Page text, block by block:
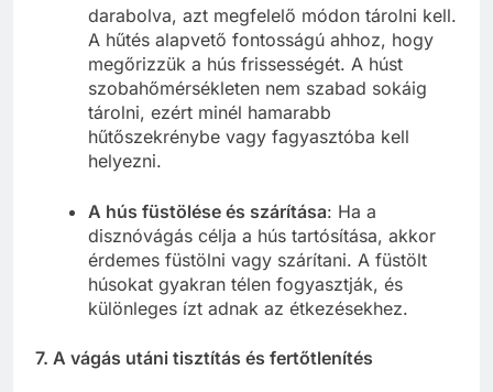
darabolva, azt megfelelő módon tárolni kell.
A hűtés alapvető fontosságú ahhoz, hogy
megőrizzük a hús frissességét. A húst
szobahőmérsékleten nem szabad sokáig
tárolni, ezért minél hamarabb
hűtőszekrénybe vagy fagyasztóba kell
helyezni.
A hús füstölése és szárítása: Ha a
disznóvágás célja a hús tartósítása, akkor
érdemes füstölni vagy szárítani. A füstölt
húsokat gyakran télen fogyasztják, és
különleges ízt adnak az étkezésekhez.
7. A vágás utáni tisztítás és fertőtlenítés